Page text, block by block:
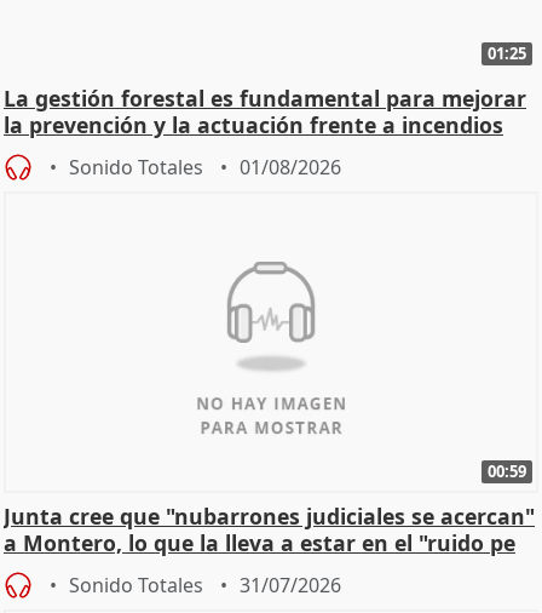
01:25
La gestión forestal es fundamental para mejorar
la prevención y la actuación frente a incendios
Sonido Totales 01/08/2026
00:59
Junta cree que "nubarrones judiciales se acercan"
a Montero, lo que la lleva a estar en el "ruido pe
Sonido Totales 31/07/2026